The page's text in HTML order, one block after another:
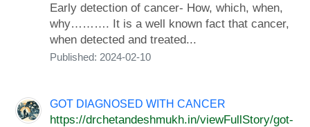
Early detection of cancer- How, which, when,
why………. It is a well known fact that cancer,
when detected and treated...
Published: 2024-02-10
GOT DIAGNOSED WITH CANCER
https://drchetandeshmukh.in/viewFullStory/got-